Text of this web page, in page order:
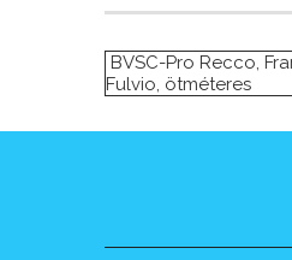
BVSC-Pro Recco,
Fulvio, ötméteres